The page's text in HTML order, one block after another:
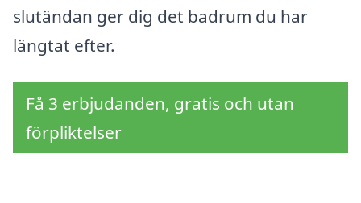
slutändan ger dig det badrum du har
längtat efter.
Få 3 erbjudanden, gratis och utan
förpliktelser